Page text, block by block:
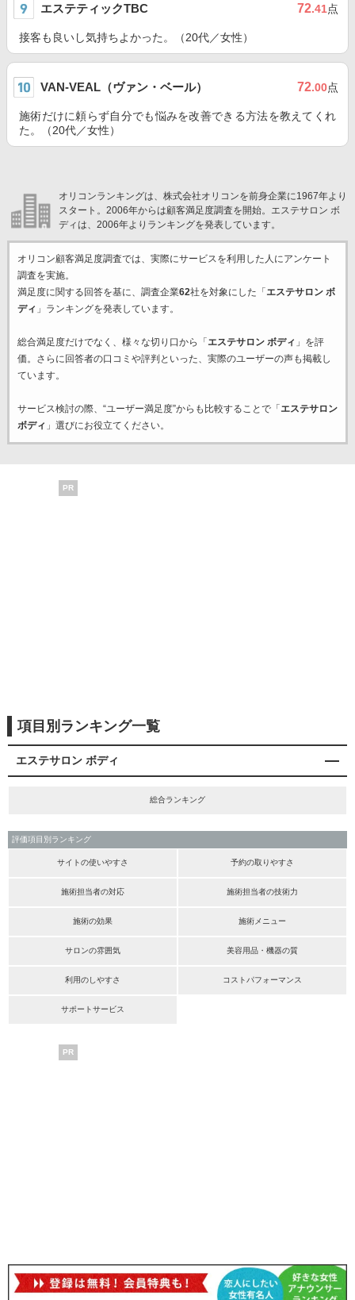
エステティックTBC 72.41点
接客も良いし気持ちよかった。（20代／女性）
VAN-VEAL（ヴァン・ベール） 72.00点
施術だけに頼らず自分でも悩みを改善できる方法を教えてくれ
た。（20代／女性）
オリコンランキングは、株式会社オリコンを前身企業に1967年より
スタート。2006年からは顧客満足度調査を開始。エステサロン ボ
ディは、2006年よりランキングを発表しています。
オリコン顧客満足度調査では、実際にサービスを利用した 人にアンケート
調査を実施。
満足度に関する回答を基に、調査企業62社を対象にした「 エステサロン ボ
ディ 」ランキングを発表しています。
総合満足度だけでなく、様々な切り口から「 エステサロン ボディ 」を評
価。さらに回答者の口コミや評判といった、実際のユーザーの声も掲載し
ています。
サービス検討の際、“ユーザー満足度”からも比較することで「 エステサロン
ボディ 」選びにお役立てください。
PR
項目別ランキング一覧
エステサロン ボディ
総合ランキング
評価項目別ランキング
サイトの使いやすさ 予約の取りやすさ
施術担当者の対応 施術担当者の技術力
施術の効果 施術メニュー
サロンの雰囲気 美容用品・機器の質
利用のしやすさ コストパフォーマンス
サポートサービス
PR